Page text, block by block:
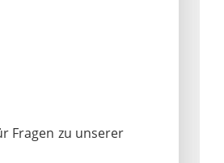
Fragen zu unserer